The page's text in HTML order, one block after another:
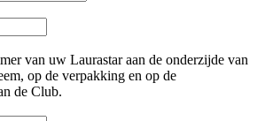
van uw Laurastar aan de onderzijde van
op de verpakking en op de
de Club.